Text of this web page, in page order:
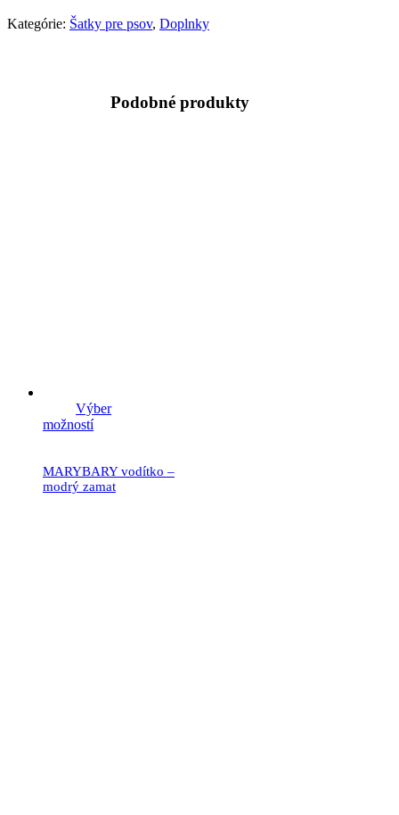
Kategórie: Šatky pre psov, Doplnky
Podobné produkty
Výber
možností
MARYBARY vodítko –
modrý zamat